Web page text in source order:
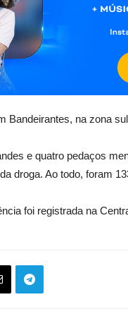
na zona
e quatro pedaços
droga. Ao todo, foram
foi registrada na